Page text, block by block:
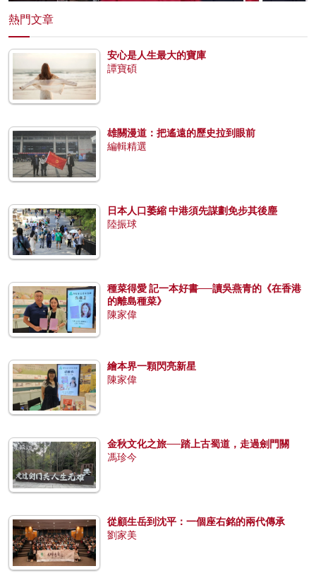
熱門文章
安心是人生最大的寶庫
譚寶碩
雄關漫道：把遙遠的歷史拉到眼前
編輯精選
日本人口萎縮 中港須先謀劃免步其後塵
陸振球
種菜得愛 記一本好書──讀吳燕青的《在香港
的離島種菜》
陳家偉
繪本界一顆閃亮新星
陳家偉
金秋文化之旅──踏上古蜀道，走過劍門關
馮珍今
從顧生岳到沈平：一個座右銘的兩代傳承
劉家美